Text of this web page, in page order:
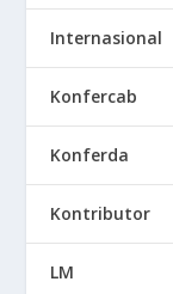
Internasional
Konfercab
Konferda
Kontributor
LM